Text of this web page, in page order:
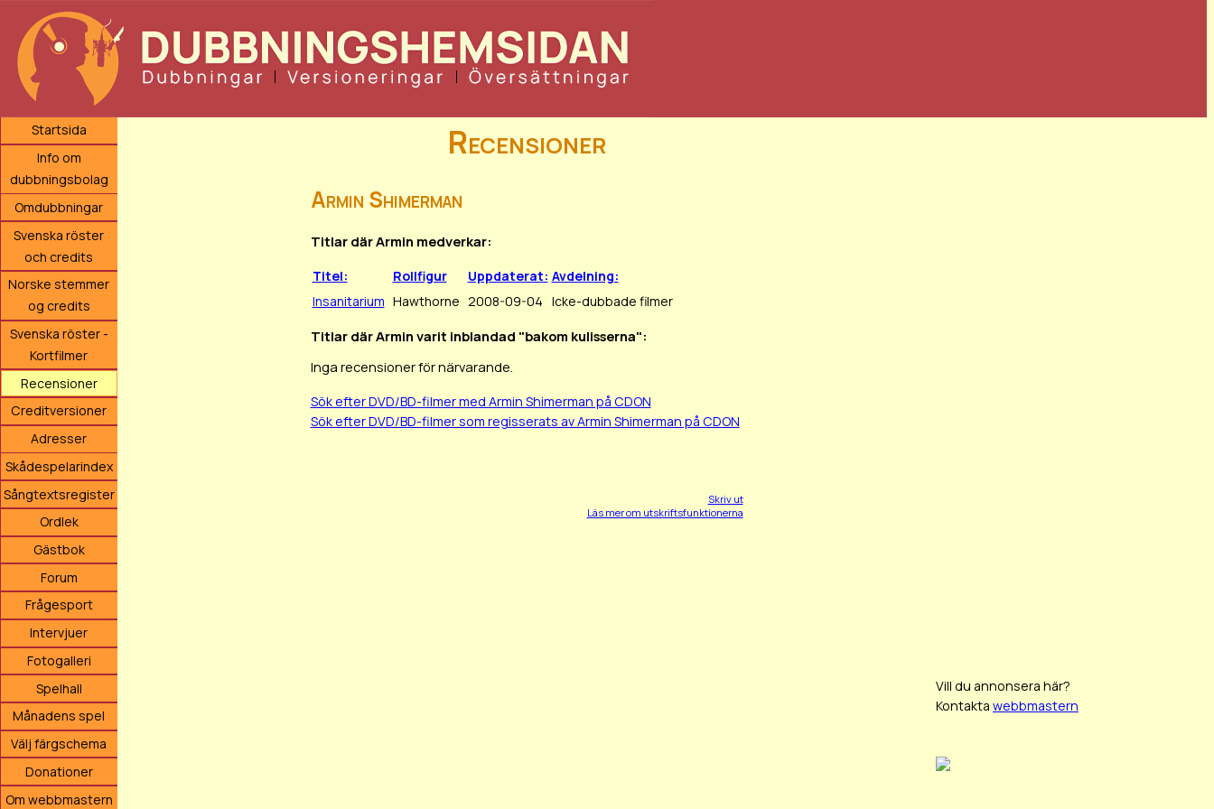
Startsida
Info om
dubbningsbolag
Omdubbningar
Svenska röster
och credits
Norske stemmer
og credits
Svenska röster -
Kortfilmer
Recensioner
Creditversioner
Adresser
Skådespelarindex
Sångtextsregister
Ordlek
Gästbok
Forum
Frågesport
Intervjuer
Fotogalleri
Spelhall
Månadens spel
Välj färgschema
Donationer
Om webbmastern
Recensioner
Armin Shimerman
Titlar där Armin medverkar:
Titel: Rollfigur Uppdaterat: Avdelning:
Insanitarium Hawthorne 2008-09-04 Icke-dubbade filmer
Titlar där Armin varit inblandad "bakom kulisserna":
Inga recensioner för närvarande.
Sök efter DVD/BD-filmer med Armin Shimerman på CDON
Sök efter DVD/BD-filmer som regisserats av Armin Shimerman på CDON
Skriv ut
Läs mer om utskriftsfunktionerna
Vill du annonsera här?
Kontakta webbmastern